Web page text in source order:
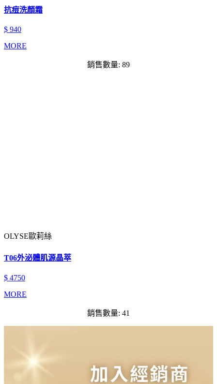
抗痘洗顏霜
$ 940
MORE
銷售數量: 89
OLYSE歐莉絲
T06外泌體肌源晶萃
$ 4750
MORE
銷售數量: 41